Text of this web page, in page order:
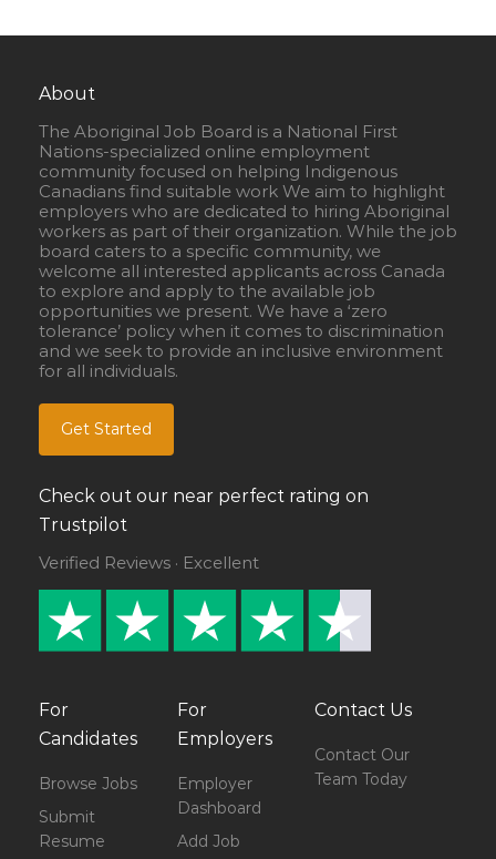
About
The Aboriginal Job Board is a National First
Nations-specialized online employment
community focused on helping Indigenous
Canadians find suitable work We aim to highlight
employers who are dedicated to hiring Aboriginal
workers as part of their organization. While the job
board caters to a specific community, we
welcome all interested applicants across Canada
to explore and apply to the available job
opportunities we present. We have a ‘zero
tolerance’ policy when it comes to discrimination
and we seek to provide an inclusive environment
for all individuals.
Get Started
Check out our near perfect rating on
Trustpilot
Verified Reviews · Excellent
For
Candidates
Browse Jobs
Submit
Resume
For
Employers
Employer
Dashboard
Add Job
Contact Us
Contact Our
Team Today